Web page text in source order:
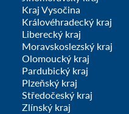
Kraj Vysočina
Královéhradecký kraj
Liberecký kraj
Moravskoslezský kraj
Olomoucký kraj
Pardubický kraj
Plzeňský kraj
Středočeský kraj
Zlínský kraj